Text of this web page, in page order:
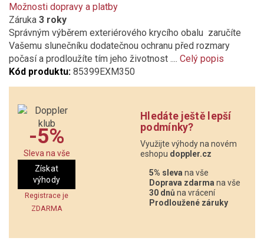
Možnosti dopravy a platby
Záruka 3 roky
Správným výběrem exteriérového krycího obalu zaručíte
Vašemu slunečníku dodatečnou ochranu před rozmary
počasí a prodloužíte tím jeho životnost .... Celý popis
Kód produktu: 85399EXM350
-5%
Sleva na vše
Získat
výhody
Registrace je
ZDARMA
Hledáte ještě lepší
podmínky?
Využijte výhody na novém
eshopu doppler.cz
5% sleva na vše
Doprava zdarma na vše
30 dnů na vrácení
Prodloužené záruky